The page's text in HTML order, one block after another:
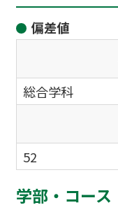
偏差値
総合学科
52
学部・コース